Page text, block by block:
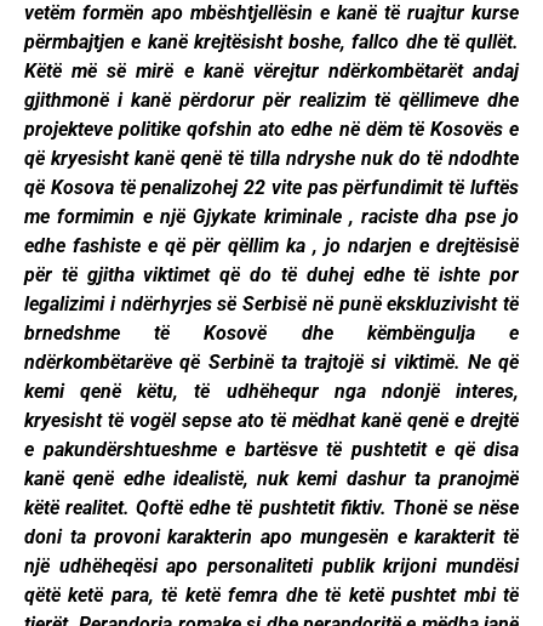
vetëm formën apo mbështjellësin e kanë të ruajtur kurse
përmbajtjen e kanë krejtësisht boshe, fallco dhe të qullët.
Këtë më së mirë e kanë vërejtur ndërkombëtarët andaj
gjithmonë i kanë përdorur për realizim të qëllimeve dhe
projekteve politike qofshin ato edhe në dëm të Kosovës e
që kryesisht kanë qenë të tilla ndryshe nuk do të ndodhte
që Kosova të penalizohej 22 vite pas përfundimit të luftës
me formimin e një Gjykate kriminale , raciste dha pse jo
edhe fashiste e që për qëllim ka , jo ndarjen e drejtësisë
për të gjitha viktimet që do të duhej edhe të ishte por
legalizimi i ndërhyrjes së Serbisë në punë ekskluzivisht të
brnedshme të Kosovë dhe këmbëngulja e
ndërkombëtarëve që Serbinë ta trajtojë si viktimë. Ne që
kemi qenë këtu, të udhëhequr nga ndonjë interes,
kryesisht të vogël sepse ato të mëdhat kanë qenë e drejtë
e pakundërshtueshme e bartësve të pushtetit e që disa
kanë qenë edhe idealistë, nuk kemi dashur ta pranojmë
këtë realitet. Qoftë edhe të pushtetit fiktiv. Thonë se nëse
doni ta provoni karakterin apo mungesën e karakterit të
një udhëheqësi apo personaliteti publik krijoni mundësi
qëtë ketë para, të ketë femra dhe të ketë pushtet mbi të